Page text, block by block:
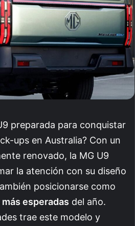
preparada para conquistar
ups en Australia? Con un
renovado, la MG U9
la atención con su diseño
posicionarse como
más esperadas del año.
trae este modelo y